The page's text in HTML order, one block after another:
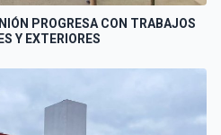
PROGRESA CON TRABAJOS
Y EXTERIORES